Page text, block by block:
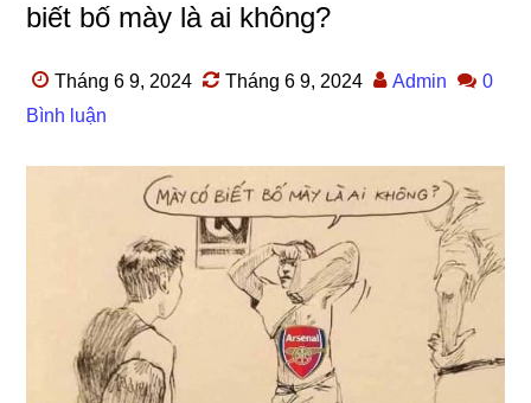
biết bố mày là ai không?
Tháng 6 9, 2024 Tháng 6 9, 2024 Admin
0
Bình luận